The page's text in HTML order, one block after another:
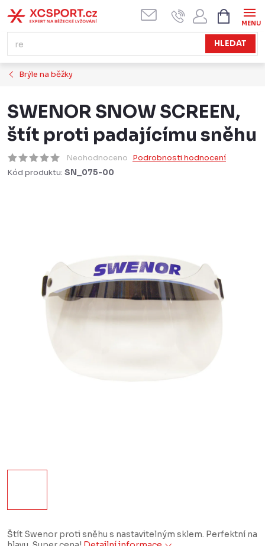
na
obsah
HLEDAT
KOŠÍK
Brýle na běžky
SWENOR SNOW SCREEN,
štít proti padajícímu sněhu
Neohodnoceno Podrobnosti hodnocení
Kód produktu: SN_075-00
Štít Swenor proti sněhu s nastavitelným sklem. Perfektní na